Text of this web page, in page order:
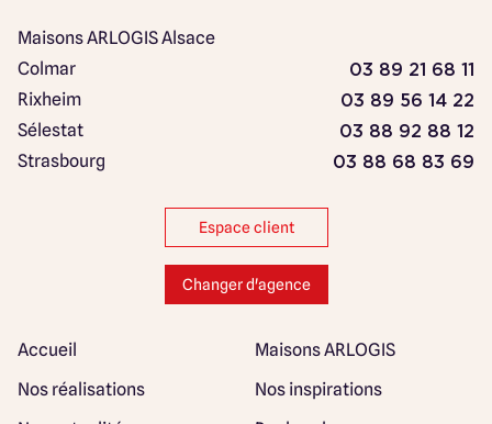
Maisons ARLOGIS Alsace
Colmar
03 89 21 68 11
Rixheim 03 89 56 14 22
Sélestat 03 88 92 88 12
Strasbourg 03 88 68 83 69
Espace client
Changer d'agence
Accueil
Maisons ARLOGIS
Nos réalisations
Nos inspirations